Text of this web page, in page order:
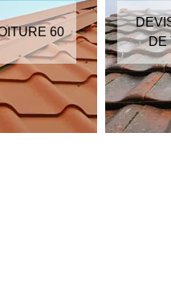
60
DE